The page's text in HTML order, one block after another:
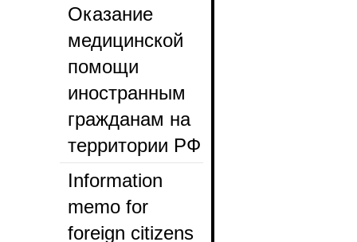
Оказание
медицинской
помощи
иностранным
гражданам на
территории РФ
Information
memo for
foreign citizens